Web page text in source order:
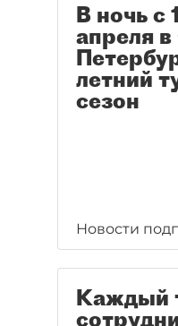
В ночь с
апреля
летний
сезон
Новости
Каждый